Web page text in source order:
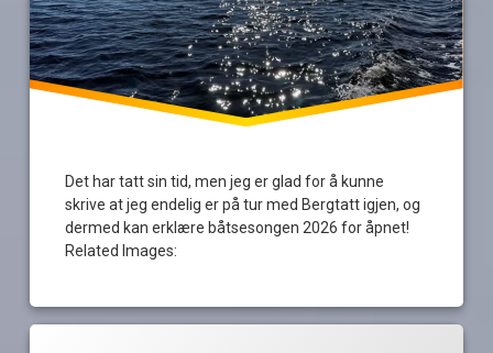
Det har tatt sin tid, men jeg er glad for å kunne
skrive at jeg endelig er på tur med Bergtatt igjen, og
dermed kan erklære båtsesongen 2026 for åpnet!
Related Images: